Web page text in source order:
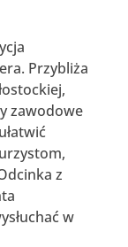
Przybliża
zawodowe
z
w